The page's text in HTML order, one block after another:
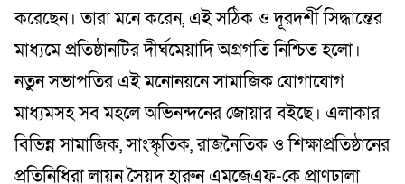
করেছেন। তারা মনে করেন, এই সঠিক ও দূরদর্শী সিদ্ধান্তের
মাধ্যমে প্রতিষ্ঠানটির দীর্ঘমেয়াদি অগ্রগতি নিশ্চিত হলো।
​নতুন সভাপতির এই মনোনয়নে সামাজিক যোগাযোগ
মাধ্যমসহ সব মহলে অভিনন্দনের জোয়ার বইছে। এলাকার
বিভিন্ন সামাজিক, সাংস্কৃতিক, রাজনৈতিক ও শিক্ষাপ্রতিষ্ঠানের
প্রতিনিধিরা লায়ন সৈয়দ হারুন এমজেএফ-কে প্রাণঢালা